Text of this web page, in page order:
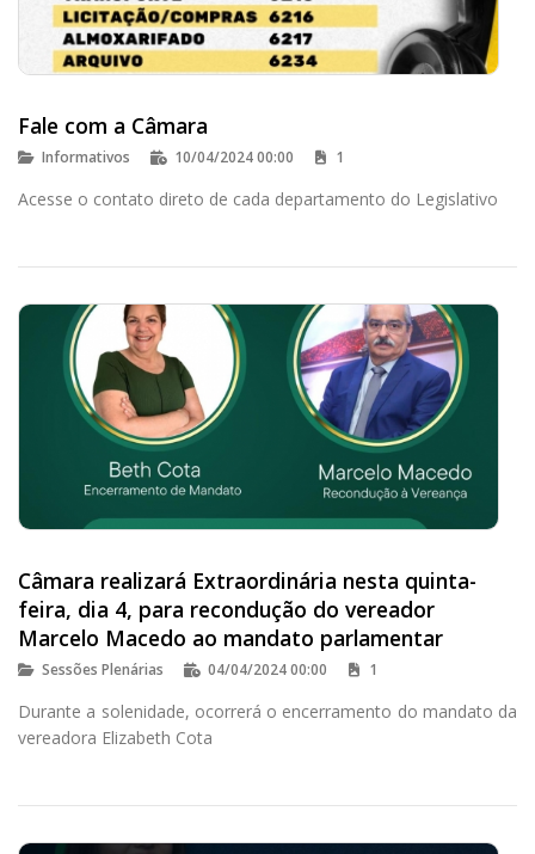
Fale com a Câmara
Informativos 10/04/2024 00:00 1
Acesse o contato direto de cada departamento do Legislativo
Câmara realizará Extraordinária nesta quinta-
feira, dia 4, para recondução do vereador
Marcelo Macedo ao mandato parlamentar
Sessões Plenárias 04/04/2024 00:00 1
Durante a solenidade, ocorrerá o encerramento do mandato da
vereadora Elizabeth Cota